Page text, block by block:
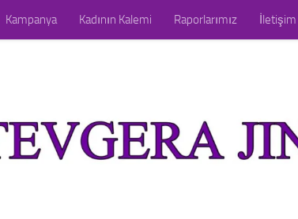
Kampanya Kadının Kalemi Raporlarımız İletişim